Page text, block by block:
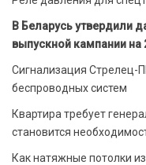
В Беларусь утвердили
выпускной кампании на
Сигнализация Стрелец-
беспроводных систем
Квартира требует
становится
Как натяжные потолки